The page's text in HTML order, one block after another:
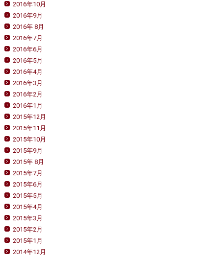
2016年10月
2016年9月
2016年 8月
2016年7月
2016年6月
2016年5月
2016年4月
2016年3月
2016年2月
2016年1月
2015年12月
2015年11月
2015年10月
2015年9月
2015年 8月
2015年7月
2015年6月
2015年5月
2015年4月
2015年3月
2015年2月
2015年1月
2014年12月